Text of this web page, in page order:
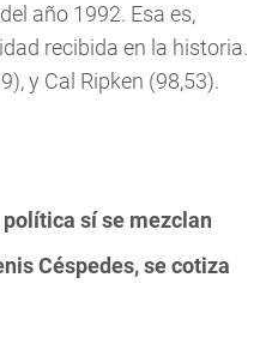
año 1992. Esa es,
recibida en la historia.
y Cal Ripken (98,53).
sí se mezclan
Céspedes, se cotiza